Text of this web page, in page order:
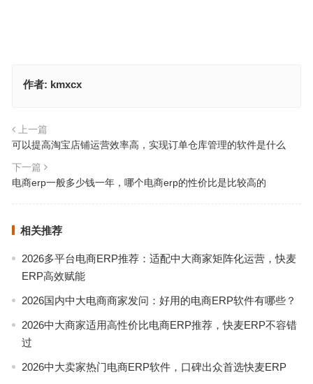
作者: kmxcx
上一篇
可以提高淘宝店铺运营效率高，实现订单仓库管理的软件是什么
下一篇
电商erp一般多少钱一年，哪个电商erp的性价比是比较高的
相关推荐
2026多平台电商ERP推荐：适配中大商家矩阵化运营，快麦
ERP高效赋能
2026国内中大电商商家发问：好用的电商ERP软件有哪些？
2026中大商家适用高性价比电商ERP推荐，快麦ERP不容错
过
2026中大卖家热门电商ERP软件，口碑出众首选快麦ERP